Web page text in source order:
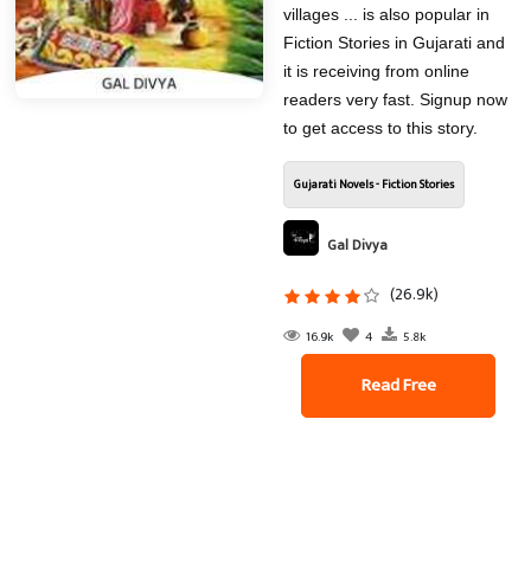
villages ... is also popular in
Fiction Stories in Gujarati and
it is receiving from online
readers very fast. Signup now
to get access to this story.
Gujarati Novels - Fiction Stories
Gal Divya
(26.9k)
16.9k 4 5.8k
Read Free